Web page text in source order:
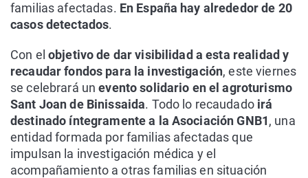
familias afectadas. En España hay alrededor de 20
casos detectados.
Con el objetivo de dar visibilidad a esta realidad y
recaudar fondos para la investigación, este viernes
se celebrará unevento solidario en el agroturismo
Sant Joan de Binissaida. Todo lo recaudado irá
destinado íntegramente a la Asociación GNB1, una
entidad formada por familias afectadas que
impulsan la investigación médica y el
acompañamiento a otras familias en situación